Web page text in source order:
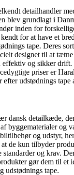
detailhandler
blev grundlagt i
inden for
for at have et
tape. Deres
designet til at
effektiv og sikker drift.
priser er
efter udstødnings tape
dansk detailkæde,
byggematerialer og
og udstyr,
de kun tilbyder
og krav.
gør dem til et
udstødnings tape.